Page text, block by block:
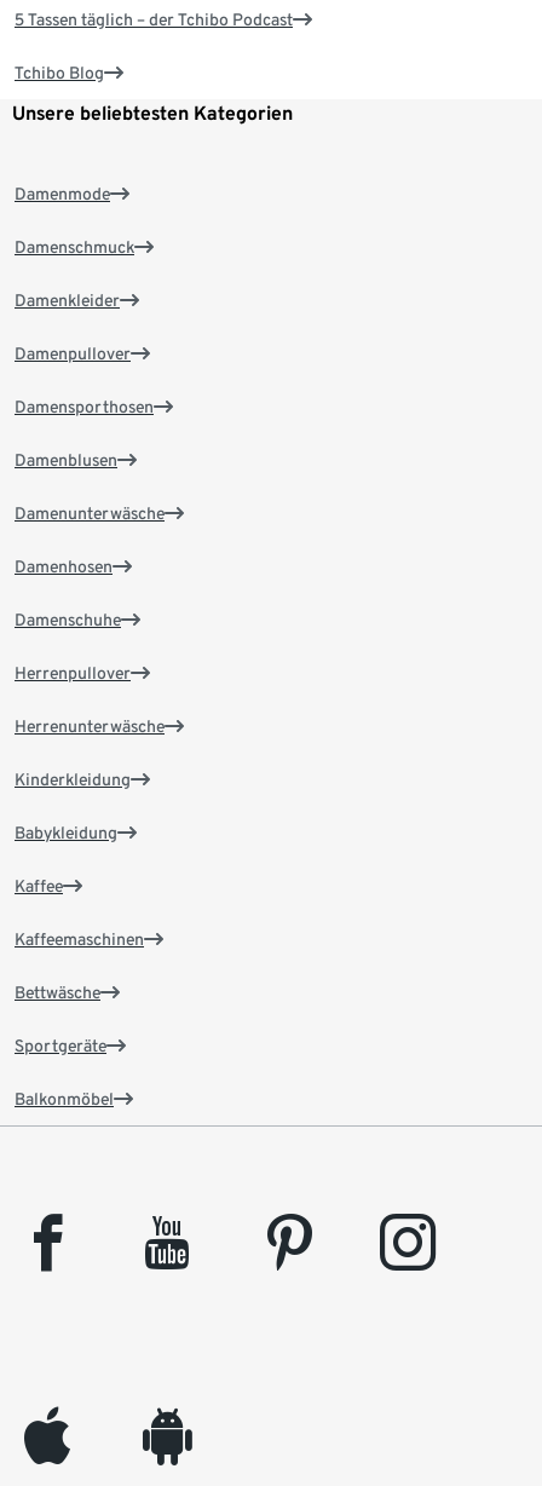
5 Tassen täglich – der Tchibo Podcast
Tchibo Blog
Unsere beliebtesten Kategorien
Damenmode
Damenschmuck
Damenkleider
Damenpullover
Damensporthosen
Damenblusen
Damenunterwäsche
Damenhosen
Damenschuhe
Herrenpullover
Herrenunterwäsche
Kinderkleidung
Babykleidung
Kaffee
Kaffeemaschinen
Bettwäsche
Sportgeräte
Balkonmöbel
facebook youtube pinterest instagram
appleinc android